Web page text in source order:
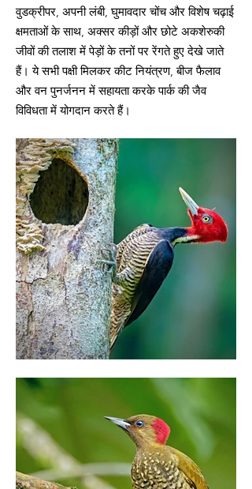
वुडक्रीपर, अपनी लंबी, घुमावदार चोंच और विशेष चढ़ाई
क्षमताओं के साथ, अक्सर कीड़ों और छोटे अकशेरुकी
जीवों की तलाश में पेड़ों के तनों पर रेंगते हुए देखे जाते
हैं। ये सभी पक्षी मिलकर कीट नियंत्रण, बीज फैलाव
और वन पुनर्जनन में सहायता करके पार्क की जैव
विविधता में योगदान करते हैं।